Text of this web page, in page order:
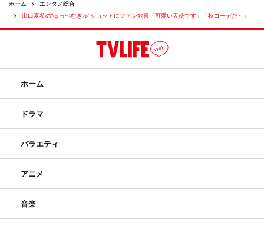
ホーム
エンタメ総合
出口夏希の“ほっぺむぎゅ”ショットにファン歓喜「可愛い天使です」「秋コーデだ～」
ホーム
ドラマ
バラエティ
アニメ
音楽